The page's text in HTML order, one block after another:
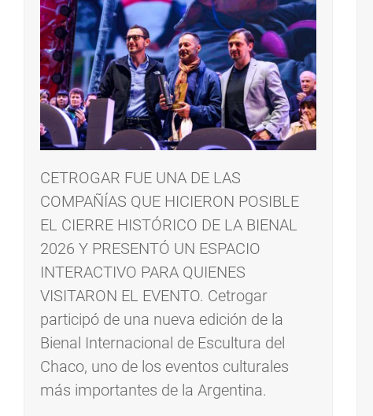
CETROGAR FUE UNA DE LAS
COMPAÑÍAS QUE HICIERON POSIBLE
EL CIERRE HISTÓRICO DE LA BIENAL
2026 Y PRESENTÓ UN ESPACIO
INTERACTIVO PARA QUIENES
VISITARON EL EVENTO. Cetrogar
participó de una nueva edición de la
Bienal Internacional de Escultura del
Chaco, uno de los eventos culturales
más importantes de la Argentina.